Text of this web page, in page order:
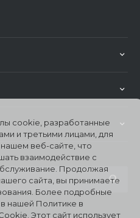
cookie, разработанные
и третьими лицами, для
веб-сайте, что
взаимодействие с
Продолжая
сайта, вы принимаете
Более подробные
нашей Политике в
Этот сайт использует